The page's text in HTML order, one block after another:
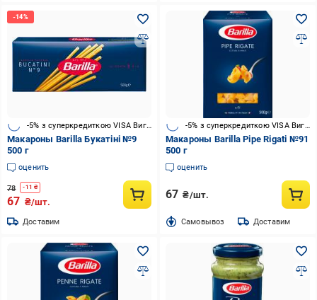
-5% з суперкредиткою VISA Вигода
Макароны Barilla Букатіні №9
500 г
оценить
78 -11 ₴
67 ₴/шт.
Доставим
Макароны Barilla Pipe Rigati №91
500 г
оценить
67 ₴/шт.
Cамовывоз Доставим